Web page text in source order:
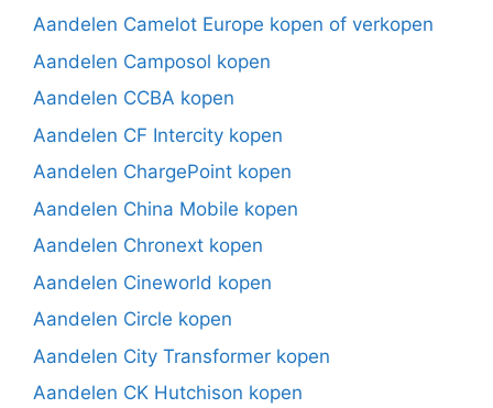
Aandelen Camelot Europe kopen of verkopen
Aandelen Camposol kopen
Aandelen CCBA kopen
Aandelen CF Intercity kopen
Aandelen ChargePoint kopen
Aandelen China Mobile kopen
Aandelen Chronext kopen
Aandelen Cineworld kopen
Aandelen Circle kopen
Aandelen City Transformer kopen
Aandelen CK Hutchison kopen